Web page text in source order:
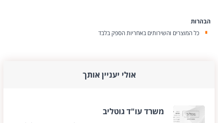
הבהרות
כל המוצרים והשירותים באחריות הספק בלבד
אולי יעניין אותך
משרד עו"ד גוטליב